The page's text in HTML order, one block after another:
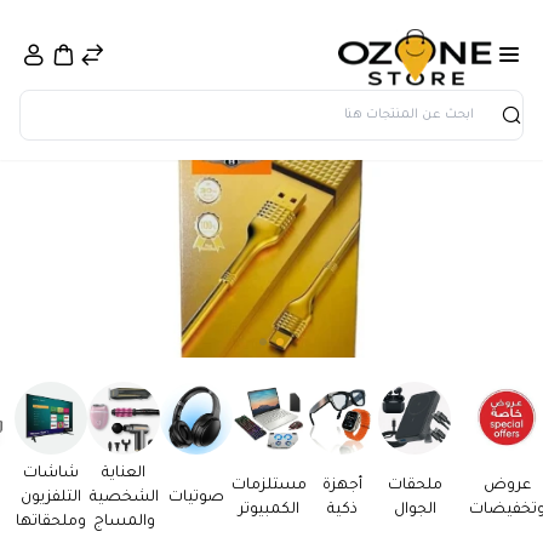
بحث
عروض
ملحقات
الجوال
أجهزة
ذكية
مستلزمات
الكمبيوتر
صوتيات
العناية
الشخصية
والمساج
شاشات
التلفزيون
وملحقاتها